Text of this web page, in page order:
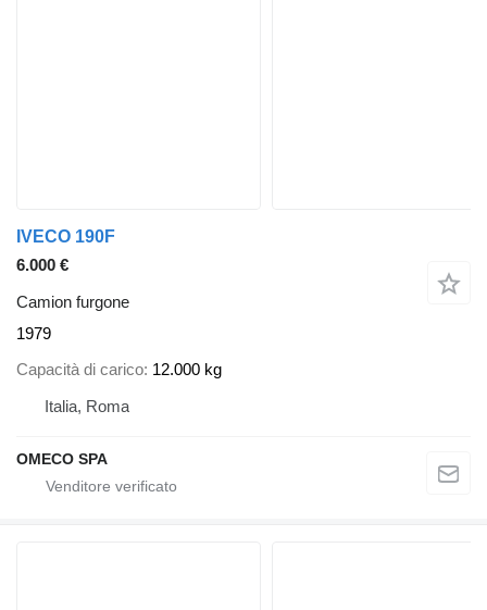
IVECO 190F
6.000 €
Camion furgone
1979
Capacità di carico 12.000 kg
Italia, Roma
OMECO SPA